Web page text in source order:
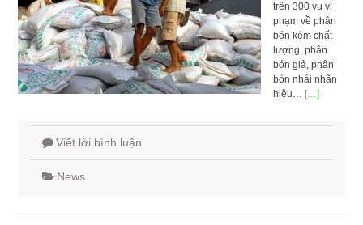
trên 300 vụ vi
phạm về phân
bón kém chất
lượng, phân
bón giả, phân
bón nhái nhãn
hiệu… […]
Viết lời bình luận
News